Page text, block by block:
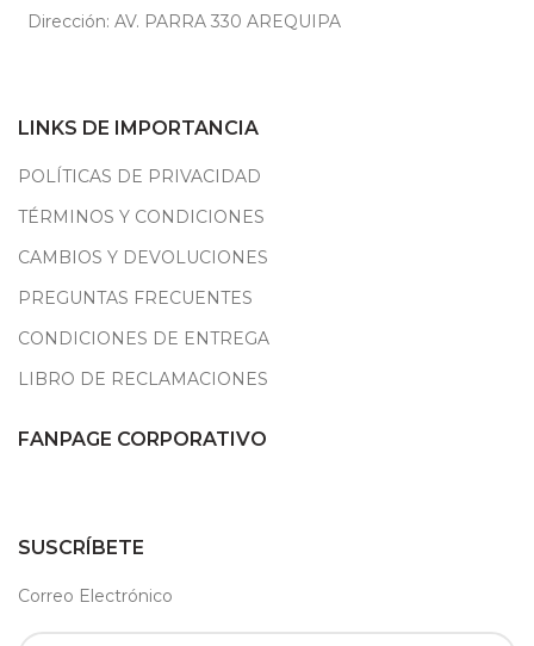
Dirección: AV. PARRA 330 AREQUIPA
LINKS DE IMPORTANCIA
POLÍTICAS DE PRIVACIDAD
TÉRMINOS Y CONDICIONES
CAMBIOS Y DEVOLUCIONES
PREGUNTAS FRECUENTES
CONDICIONES DE ENTREGA
LIBRO DE RECLAMACIONES
FANPAGE CORPORATIVO
SUSCRÍBETE
Correo Electrónico